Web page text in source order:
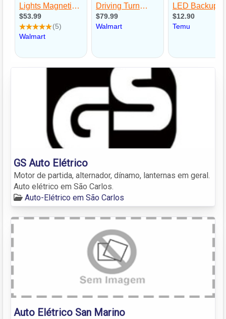
GS Auto Elétrico
Motor de partida, alternador, dínamo, lanternas em geral.
Auto elétrico em São Carlos.
Auto-Elétrico em São Carlos
Auto Elétrico San Marino